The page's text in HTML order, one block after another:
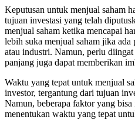
Keputusan untuk menjual saham
tujuan investasi yang telah
menjual saham ketika mencapai
lebih suka menjual saham jika ada
atau industri. Namun, perlu
panjang juga dapat memberikan
Waktu yang tepat untuk menjual
investor, tergantung dari tujuan
Namun, beberapa faktor yang
menentukan waktu yang tepat